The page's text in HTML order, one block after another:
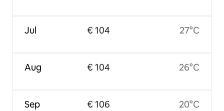
Jul
Aug
Sep
€ 104
€ 104
€ 106
27°C
26°C
20°C